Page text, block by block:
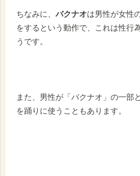
ちなみに、バクナオは男性が女性
をするという動作で、これは性行
うです。
また、男性が「バクナオ」の一部
を踊りに使うこともあります。